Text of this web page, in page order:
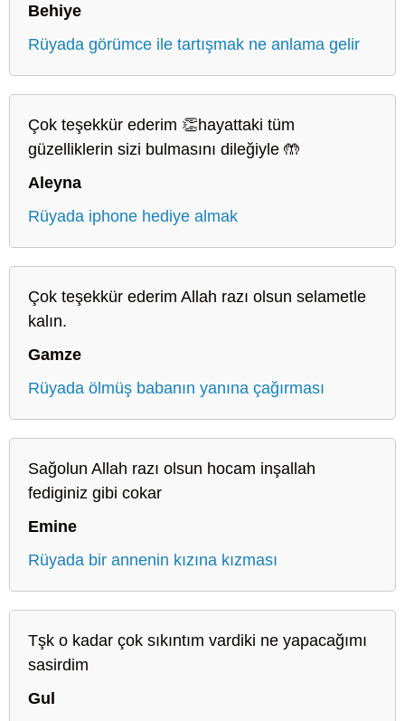
Behiye
Rüyada görümce ile tartışmak ne anlama gelir
Çok teşekkür ederim 👏hayattaki tüm
güzelliklerin sizi bulmasını dileğiyle 🤲
Aleyna
Rüyada iphone hediye almak
Çok teşekkür ederim Allah razı olsun selametle
kalın.
Gamze
Rüyada ölmüş babanın yanına çağırması
Sağolun Allah razı olsun hocam inşallah
fediginiz gibi cokar
Emine
Rüyada bir annenin kızına kızması
Tşk o kadar çok sıkıntım vardiki ne yapacağımı
sasirdim
Gul